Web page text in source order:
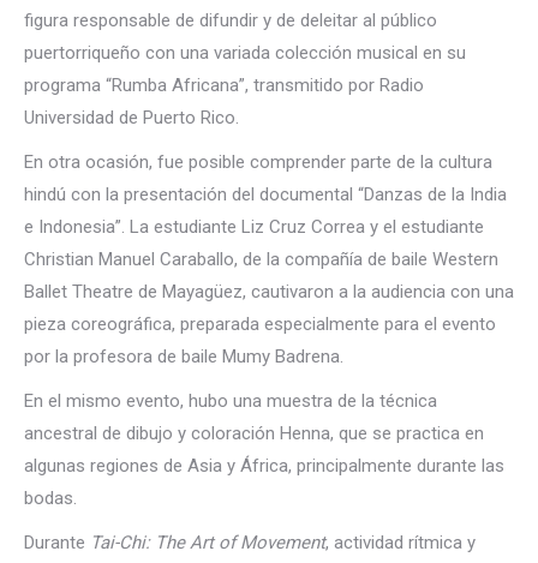
figura responsable de difundir y de deleitar al público
puertorriqueño con una variada colección musical en su
programa “Rumba Africana”, transmitido por Radio
Universidad de Puerto Rico.
En otra ocasión, fue posible comprender parte de la cultura
hindú con la presentación del documental “Danzas de la India
e Indonesia”. La estudiante Liz Cruz Correa y el estudiante
Christian Manuel Caraballo, de la compañía de baile Western
Ballet Theatre de Mayagüez, cautivaron a la audiencia con una
pieza coreográfica, preparada especialmente para el evento
por la profesora de baile Mumy Badrena.
En el mismo evento, hubo una muestra de la técnica
ancestral de dibujo y coloración Henna, que se practica en
algunas regiones de Asia y África, principalmente durante las
bodas.
Durante Tai-Chi: The Art of Movement, actividad rítmica y